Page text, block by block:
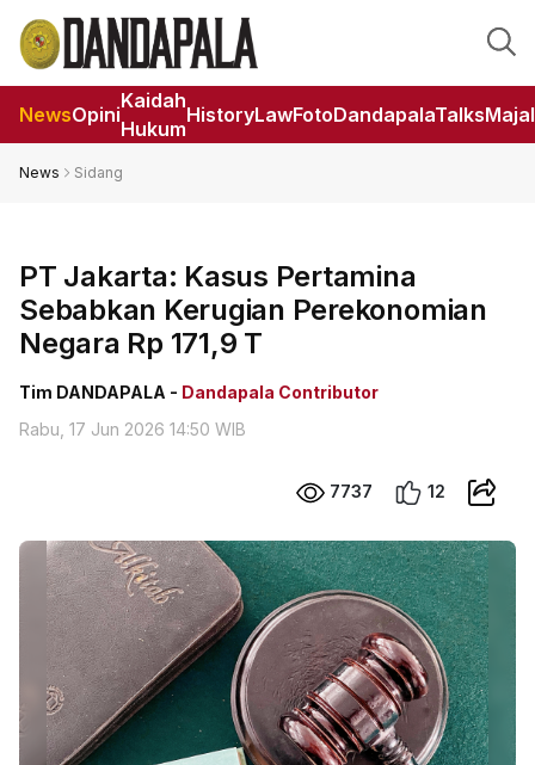
NewsOpini
Kaidah
Hukum
HistoryLawFotoDandapalaTalks
News Sidang
PT Jakarta: Kasus Pertamina
Sebabkan Kerugian Perekonomian
Negara Rp 171,9 T
Tim DANDAPALA - Dandapala Contributor
Rabu, 17 Jun 2026 14:50 WIB
7737 12